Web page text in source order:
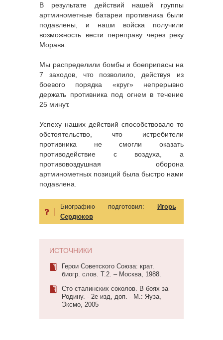
В результате действий нашей группы
артминометные батареи противника были
подавлены, и наши войска получили
возможность вести переправу через реку
Морава.
Мы распределили бомбы и боеприпасы на
7 заходов, что позволило, действуя из
боевого порядка «круг» непрерывно
держать противника под огнем в течение
25 минут.
Успеху наших действий способствовало то
обстоятельство, что истребители
противника не смогли оказать
противодействие с воздуха, а
противовоздушная оборона
артминометных позиций была быстро нами
подавлена.
Биографию подготовил:
Игорь
Сердюков
ИСТОЧНИКИ
Герои Советского Союза: крат.
биогр. слов. Т.2. – Москва, 1988.
Сто сталинских соколов. В боях за
Родину. - 2е изд, доп. - М.: Яуза,
Эксмо, 2005